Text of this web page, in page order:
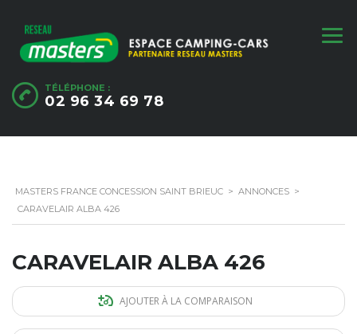
TÉLÉPHONE :
02 96 34 69 78
MASTERS FRANCE CONCESSION SAINT BRIEUC > ANNONCES >
CARAVELAIR ALBA 426
CARAVELAIR ALBA 426
AJOUTER À LA COMPARAISON